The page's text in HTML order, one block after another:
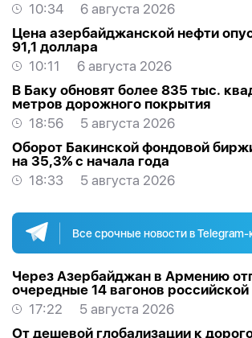
10:34
6 августа 2026
Цена азербайджанской нефти
91,1 доллара
10:11
6 августа 2026
В Баку обновят более 835 тыс.
метров дорожного покрытия
18:56
5 августа 2026
Оборот Бакинской фондовой
на 35,3% с начала года
18:33
5 августа 2026
Все срочные новости в Telegram-
Через Азербайджан в Армению
очередные 14 вагонов
17:22
5 августа 2026
От дешевой глобализации к